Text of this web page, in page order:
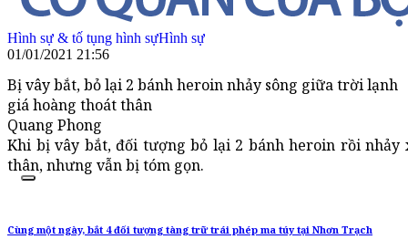
Hình sự & tố tụng hình sựHình sự
01/01/2021 21:56
Bị vây bắt, bỏ lại 2 bánh heroin nhảy sông giữa trời lạnh
giá hoàng thoát thân
Quang Phong
Khi bị vây bắt, đối tượng bỏ lại 2 bánh heroin rồi
thân, nhưng vẫn bị tóm gọn.
Cùng một ngày, bắt 4 đối tượng tàng trữ trái phép ma túy tại Nhơn Trạch